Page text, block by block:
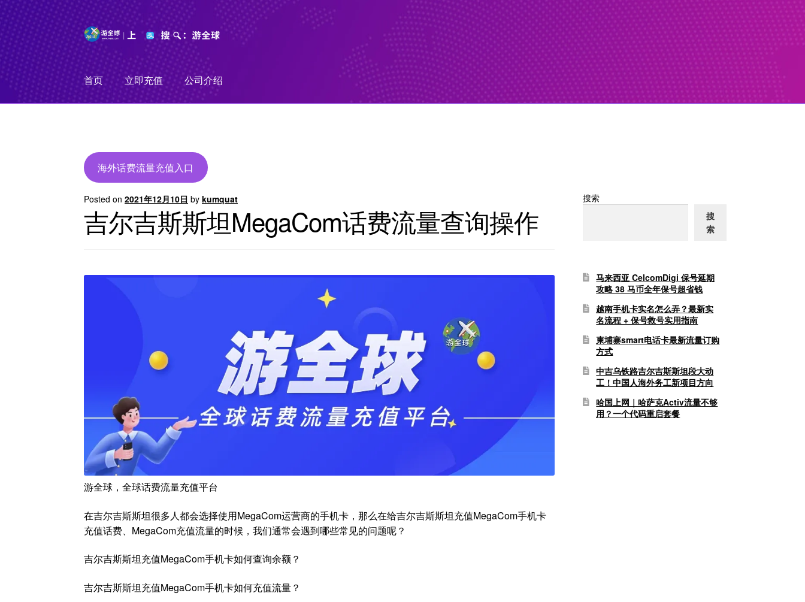
Skip
to
navigation
Skip
to
content
首页
立即充值 公司介绍
海外话费流量充值入口
Posted on2021年12月10日 bykumquat
吉尔吉斯斯坦MegaCom话费流量查询操作
游全球，全球话费流量充值平台
在吉尔吉斯斯坦很多人都会选择使用MegaCom运营商的手机卡，那么在给吉尔吉斯斯坦充值MegaCom手机卡
充值话费、MegaCom充值流量的时候，我们通常会遇到哪些常见的问题呢？
吉尔吉斯斯坦充值MegaCom手机卡如何查询余额？
吉尔吉斯斯坦充值MegaCom手机卡如何充值流量？
搜索
搜
索
马来西亚 CelcomDigi 保号延期
攻略 38 马币全年保号超省钱
越南手机卡实名怎么弄？最新实
名流程 + 保号救号实用指南
柬埔寨smart电话卡最新流量订购
方式
中吉乌铁路吉尔吉斯斯坦段大动
工！中国人海外务工新项目方向
哈国上网｜哈萨克Activ流量不够
用？一个代码重启套餐